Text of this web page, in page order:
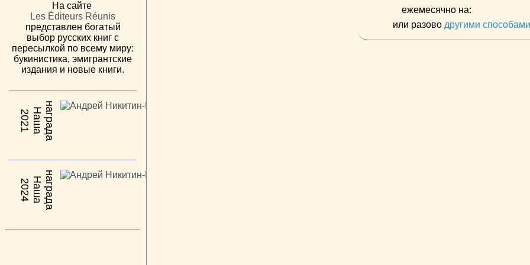
На сайте
Les Éditeurs Réunis
представлен богатый
выбор русских книг с
пересылкой по всему миру:
букинистика, эмигрантские
издания и новые книги.
2021 Н
а
ш
ан
а
г
р
а
да
2024 Н
а
ш
ан
а
г
р
а
да
ежемесячно на:
или разово другими способами